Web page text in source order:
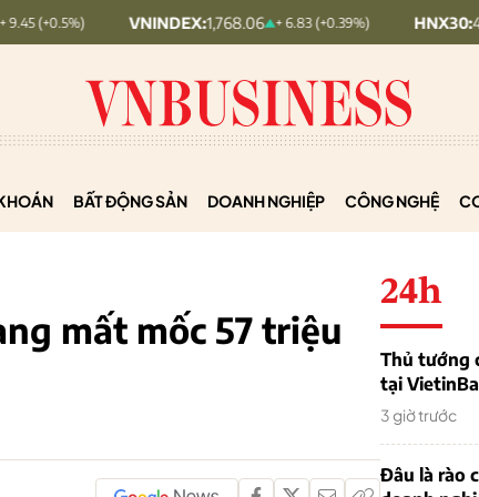
VNINDEX: 1,768.06 + 6.83 (+0.39%) HNX30: 455.12 +
BẤT ĐỘNG SẢN DOANH NGHIỆP CÔNG NGHỆ
mất mốc 57 triệu
24h
Thủ tướng
tại
3 giờ trước
Đâu là rào